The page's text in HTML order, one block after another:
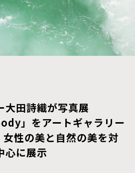
大田詩織が写真展
」をアートギャラリー
性の美と自然の美を対
心に展示